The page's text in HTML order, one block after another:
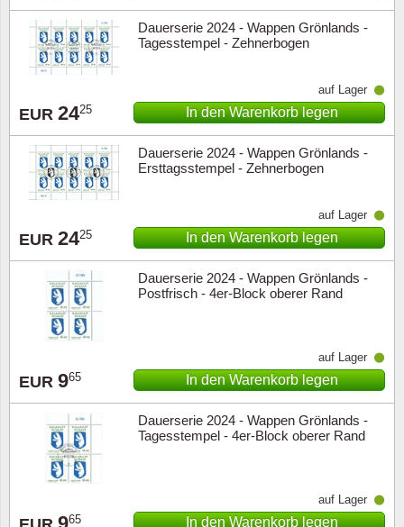
Dauerserie 2024 - Wappen Grönlands -
Tagesstempel - Zehnerbogen
EUR 2425
auf Lager
In den Warenkorb legen
Dauerserie 2024 - Wappen Grönlands -
Ersttagsstempel - Zehnerbogen
EUR 2425
auf Lager
In den Warenkorb legen
Dauerserie 2024 - Wappen Grönlands -
Postfrisch - 4er-Block oberer Rand
EUR 965
auf Lager
In den Warenkorb legen
Dauerserie 2024 - Wappen Grönlands -
Tagesstempel - 4er-Block oberer Rand
65
auf Lager
In den Warenkorb legen